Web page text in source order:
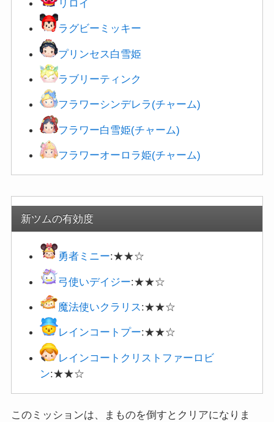
リロイ
ラグビーミッキー
プリンセス白雪姫
ラブリーティンク
フラワーシンデレラ(チャーム)
フラワー白雪姫(チャーム)
フラワーオーロラ姫(チャーム)
新ツムの有効度
勇者ミニー:★★☆
弓使いデイジー:★★☆
魔法使いクラリス :★★☆
レインコートプー:★★☆
レインコートクリストファーロビ
ン:★★☆
このミッションは、まものを倒すとクリアになりま